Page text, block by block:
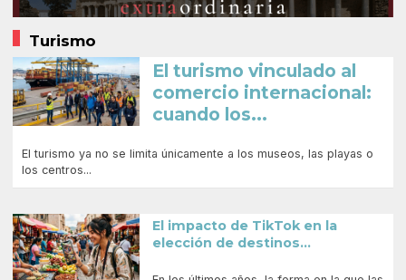
Turismo
El turismo vinculado al
comercio internacional:
cuando los...
El turismo ya no se limita únicamente a los museos, las playas o
los centros...
El impacto de TikTok en la
elección de destinos...